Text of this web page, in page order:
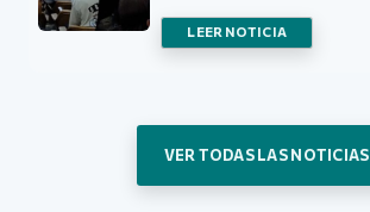
LEER NOTICIA
VER TODAS LAS NOTICIAS